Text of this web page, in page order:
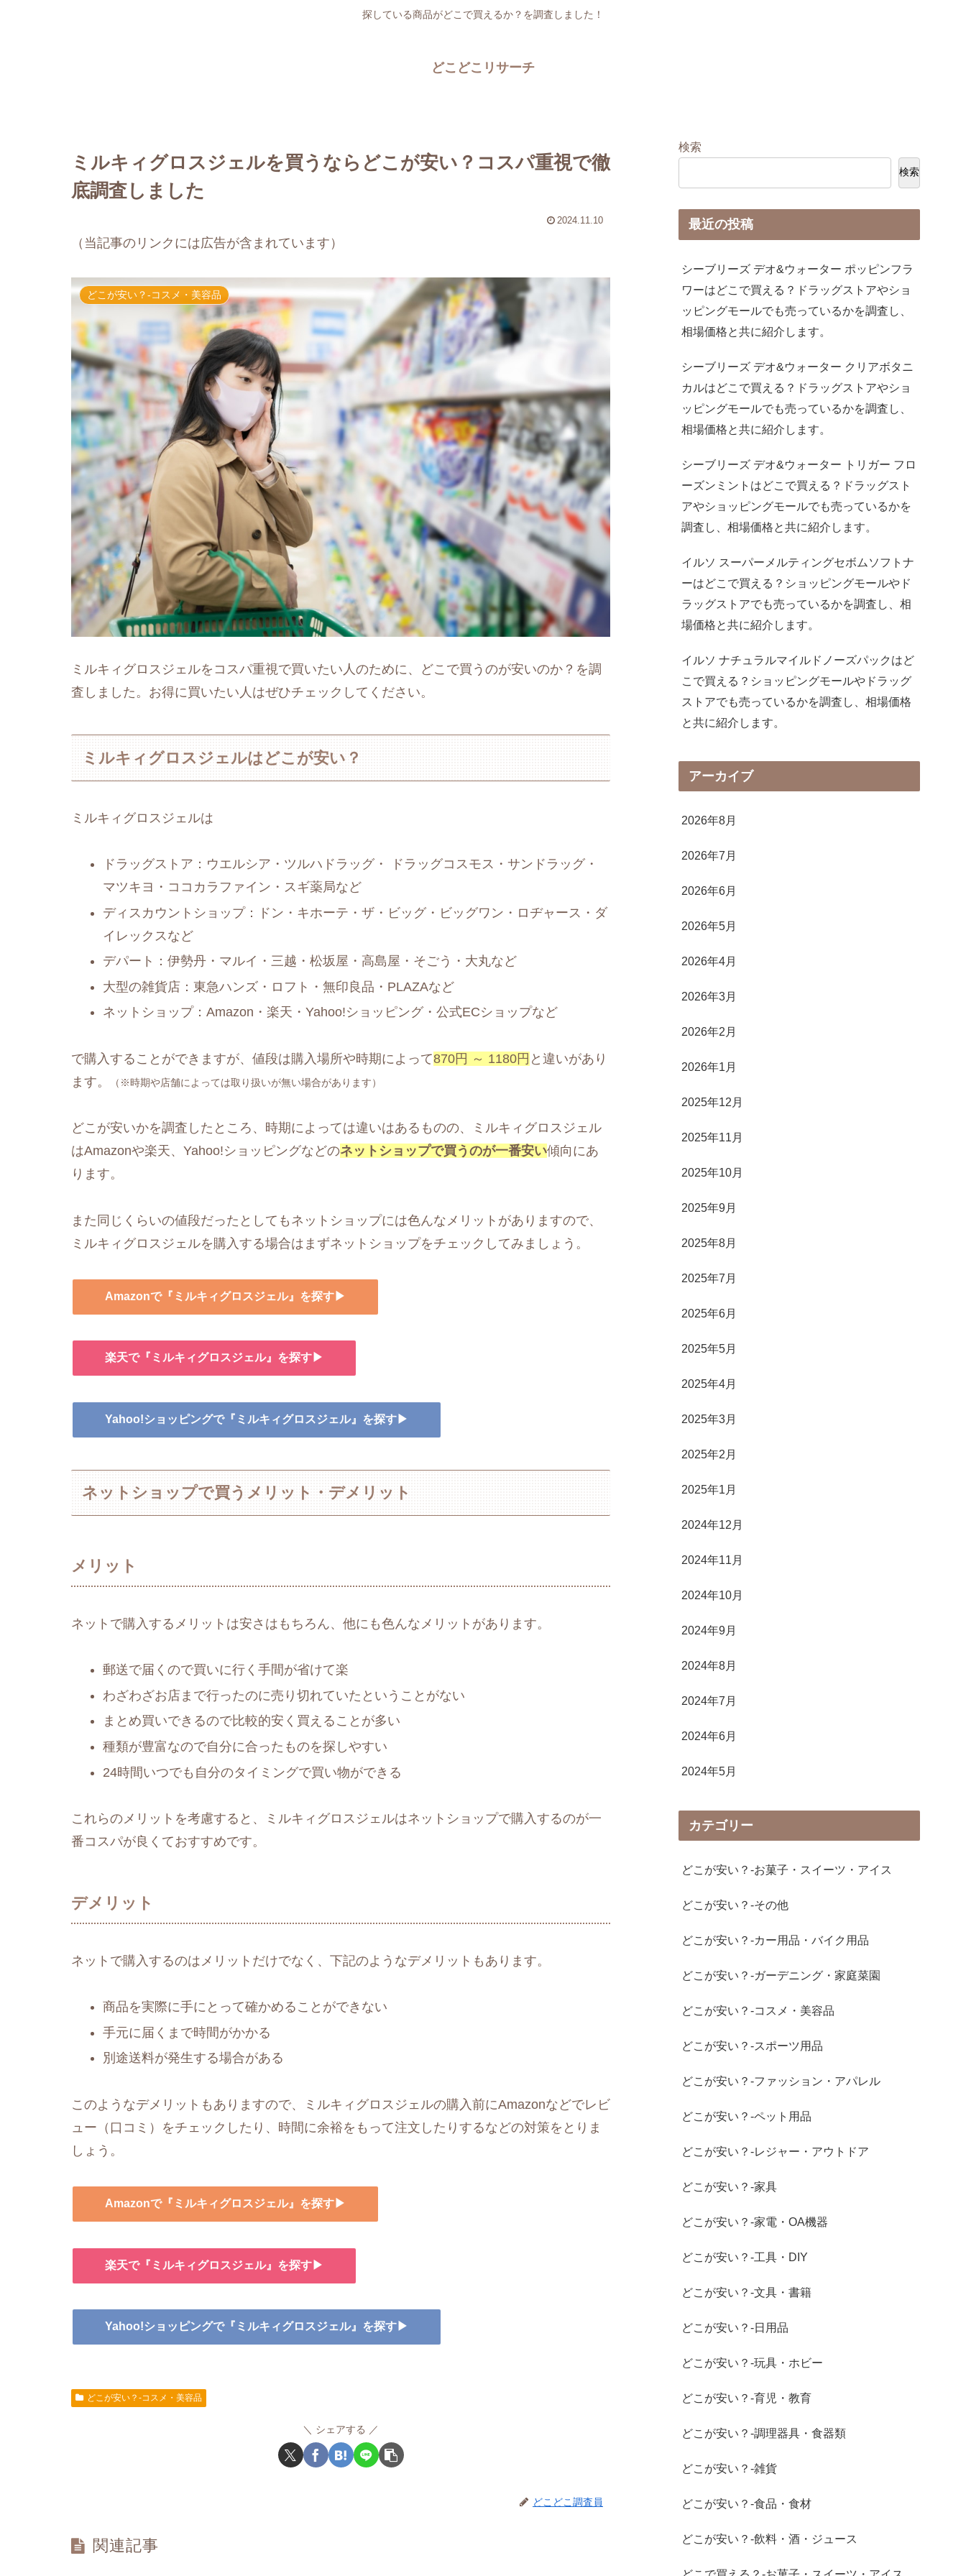
探している商品がどこで買えるか？を調査しました！
どこどこリサーチ
ミルキィグロスジェルを買うならどこが安い？コスパ重視で徹
底調査しました
2024.11.10
（当記事のリンクには広告が含まれています）
どこが安い？-コスメ・美容品
ミルキィグロスジェルをコスパ重視で買いたい人のために、どこで買うのが安いのか？を調
査しました。お得に買いたい人はぜひチェックしてください。
ミルキィグロスジェルはどこが安い？
ミルキィグロスジェルは
ドラッグストア：ウエルシア・ツルハドラッグ・ ドラッグコスモス・サンドラッグ・
マツキヨ・ココカラファイン・スギ薬局など
ディスカウントショップ：ドン・キホーテ・ザ・ビッグ・ビッグワン・ロヂャース・ダ
イレックスなど
デパート：伊勢丹・マルイ・三越・松坂屋・高島屋・そごう・大丸など
大型の雑貨店：東急ハンズ・ロフト・無印良品・PLAZAなど
ネットショップ：Amazon・楽天・Yahoo!ショッピング・公式ECショップなど
で購入することができますが、値段は購入場所や時期によって870円 ～ 1180円 と違いがあり
ます。
（※時期や店舗によっては取り扱いが無い場合があります）
どこが安いかを調査したところ、時期によっては違いはあるものの、ミルキィグロスジェル
はAmazonや楽天、Yahoo!ショッピングなどのネットショップで買うのが一番安い傾向にあ
ります。
また同じくらいの値段だったとしてもネットショップには色んなメリットがありますので、
ミルキィグロスジェルを購入する場合はまずネットショップをチェックしてみましょう。
Amazonで『ミルキィグロスジェル』を探す▶
楽天で『ミルキィグロスジェル』を探す▶
Yahoo!ショッピングで『ミルキィグロスジェル』を探す▶
ネットショップで買うメリット・デメリット
メリット
ネットで購入するメリットは安さはもちろん、他にも色んなメリットがあります。
郵送で届くので買いに行く手間が省けて楽
わざわざお店まで行ったのに売り切れていたということがない
まとめ買いできるので比較的安く買えることが多い
種類が豊富なので自分に合ったものを探しやすい
24時間いつでも自分のタイミングで買い物ができる
これらのメリットを考慮すると、ミルキィグロスジェルはネットショップで購入するのが一
番コスパが良くておすすめです。
デメリット
ネットで購入するのはメリットだけでなく、下記のようなデメリットもあります。
商品を実際に手にとって確かめることができない
手元に届くまで時間がかかる
別途送料が発生する場合がある
このようなデメリットもありますので、ミルキィグロスジェルの購入前にAmazonなどでレビ
ュー（口コミ）をチェックしたり、時間に余裕をもって注文したりするなどの対策をとりま
しょう。
Amazonで『ミルキィグロスジェル』を探す▶
楽天で『ミルキィグロスジェル』を探す▶
Yahoo!ショッピングで『ミルキィグロスジェル』を探す▶
どこが安い？-コスメ・美容品
シェアする
どこどこ調査員
関連記事
検索
検索
最近の投稿
シーブリーズ デオ&ウォーター ポッピンフラ
ワーはどこで買える？ドラッグストアやショ
ッピングモールでも売っているかを調査し、
相場価格と共に紹介します。
シーブリーズ デオ&ウォーター クリアボタニ
カルはどこで買える？ドラッグストアやショ
ッピングモールでも売っているかを調査し、
相場価格と共に紹介します。
シーブリーズ デオ&ウォーター トリガー フロ
ーズンミントはどこで買える？ドラッグスト
アやショッピングモールでも売っているかを
調査し、相場価格と共に紹介します。
イルソ スーパーメルティングセボムソフトナ
ーはどこで買える？ショッピングモールやド
ラッグストアでも売っているかを調査し、相
場価格と共に紹介します。
イルソ ナチュラルマイルドノーズパックはど
こで買える？ショッピングモールやドラッグ
ストアでも売っているかを調査し、相場価格
と共に紹介します。
アーカイブ
2026年8月
2026年7月
2026年6月
2026年5月
2026年4月
2026年3月
2026年2月
2026年1月
2025年12月
2025年11月
2025年10月
2025年9月
2025年8月
2025年7月
2025年6月
2025年5月
2025年4月
2025年3月
2025年2月
2025年1月
2024年12月
2024年11月
2024年10月
2024年9月
2024年8月
2024年7月
2024年6月
2024年5月
カテゴリー
どこが安い？-お菓子・スイーツ・アイス
どこが安い？-その他
どこが安い？-カー用品・バイク用品
どこが安い？-ガーデニング・家庭菜園
どこが安い？-コスメ・美容品
どこが安い？-スポーツ用品
どこが安い？-ファッション・アパレル
どこが安い？-ペット用品
どこが安い？-レジャー・アウトドア
どこが安い？-家具
どこが安い？-家電・OA機器
どこが安い？-工具・DIY
どこが安い？-文具・書籍
どこが安い？-日用品
どこが安い？-玩具・ホビー
どこが安い？-育児・教育
どこが安い？-調理器具・食器類
どこが安い？-雑貨
どこが安い？-食品・食材
どこが安い？-飲料・酒・ジュース